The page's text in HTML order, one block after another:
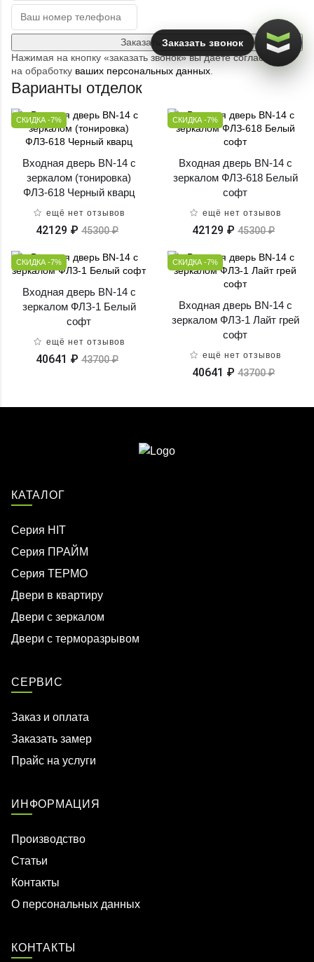
Заказать звонок
Нажимая на кнопку «заказать звонок» вы даете согласие
на обработку ваших персональных данных
Заказать звонок
Варианты отделок
СКИДКА -7%
Входная дверь BN-14 с
зеркалом (тонировка)
ФЛЗ-618 Черный кварц
ещё нет отзывов
42129 ₽ 45300 ₽
СКИДКА -7%
Входная дверь BN-14 с
зеркалом ФЛЗ-618 Белый
софт
ещё нет отзывов
42129 ₽ 45300 ₽
СКИДКА -7%
Входная дверь BN-14 с
зеркалом ФЛЗ-1 Белый
софт
ещё нет отзывов
40641 ₽ 43700 ₽
СКИДКА -7%
Входная дверь BN-14 с
зеркалом ФЛЗ-1 Лайт грей
софт
ещё нет отзывов
40641 ₽ 43700 ₽
КАТАЛОГ
Серия HIT
Серия ПРАЙМ
Серия ТЕРМО
Двери в квартиру
Двери с зеркалом
Двери с терморазрывом
СЕРВИС
Заказ и оплата
Заказать замер
Прайс на услуги
ИНФОРМАЦИЯ
Производство
Статьи
Контакты
О персональных данных
КОНТАКТЫ